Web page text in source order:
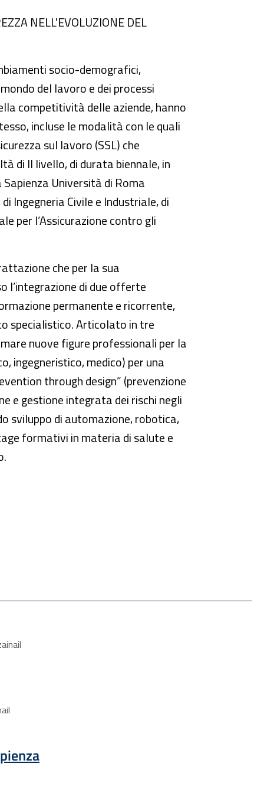
NELL'EVOLUZIONE DEL
socio-demografici,
del lavoro e dei processi
competitività delle aziende, hanno
incluse le modalità con le quali
sul lavoro (SSL) che
di II livello, di durata biennale, in
Università di Roma
Ingegneria Civile e Industriale, di
per l’Assicurazione contro gli
che per la sua
di due offerte
permanente e ricorrente,
specialistico. Articolato in tre
nuove figure professionali per la
ingegneristico, medico) per una
through design” (prevenzione
e gestione integrata dei rischi negli
sviluppo di automazione, robotica,
formativi in materia di salute e
nuova finestra
nuova finestra
nuova finestra